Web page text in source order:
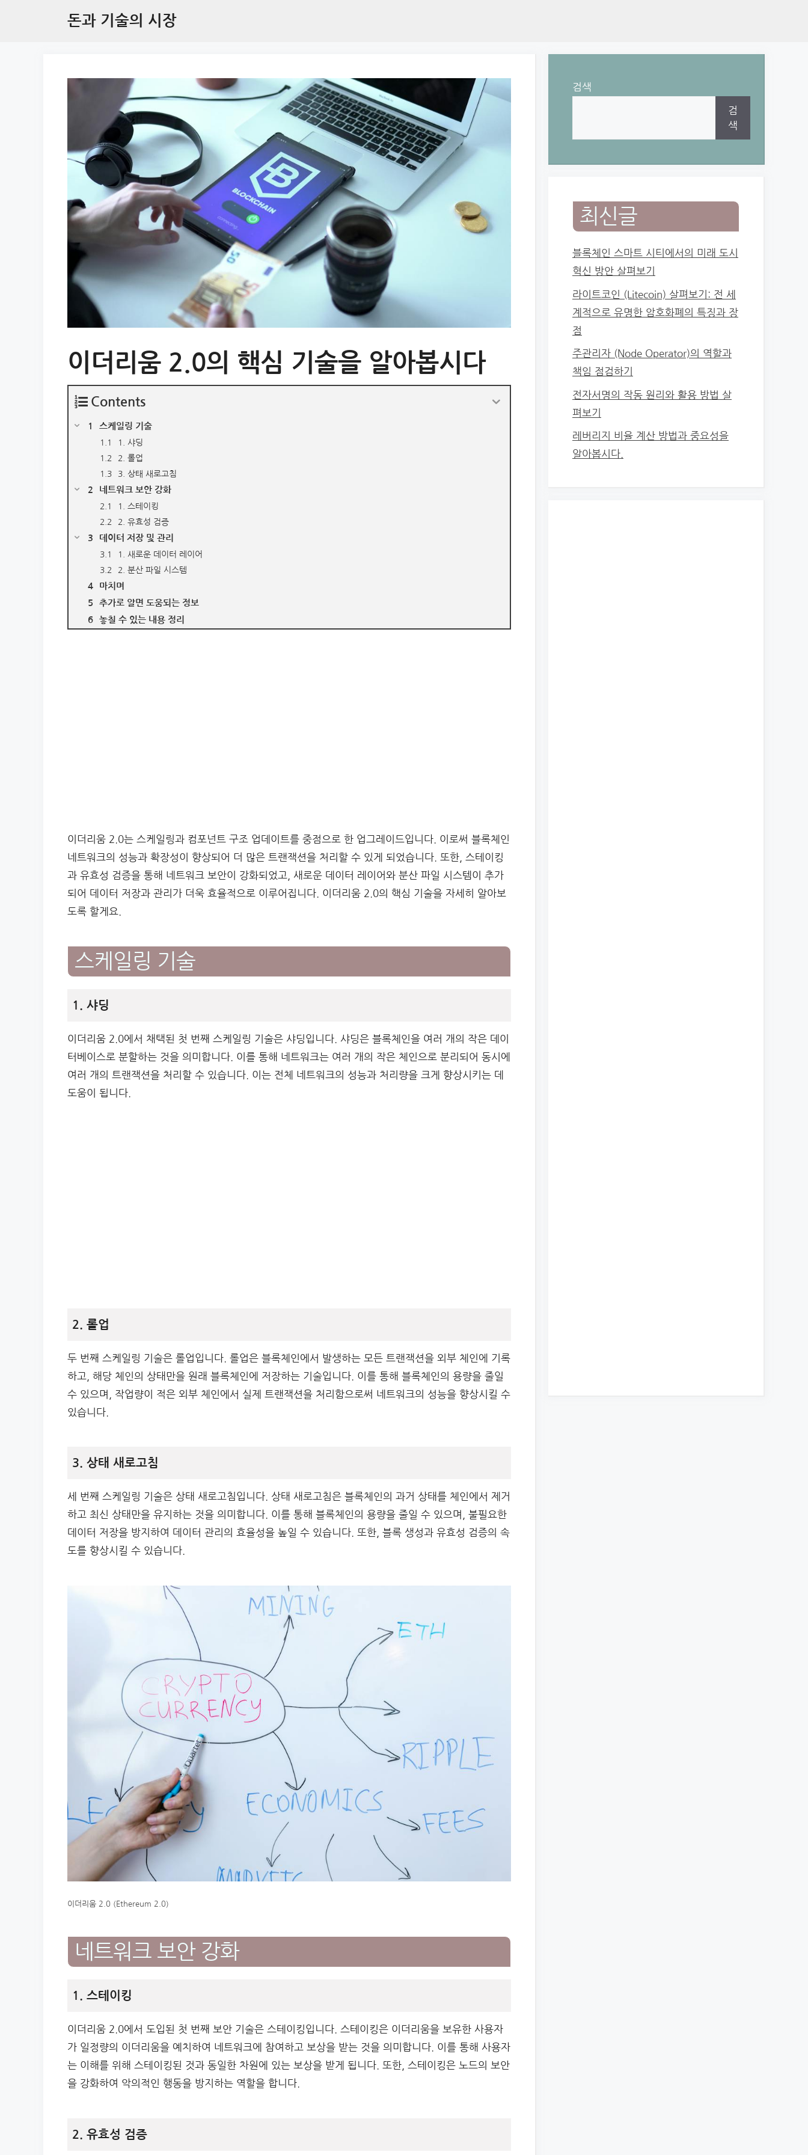
돈과 기술의 시장
이더리움 2.0의 핵심 기술을 알아봅시다
Contents
스케일링 기술
1. 샤딩
2. 롤업
3. 상태 새로고침
네트워크 보안 강화
1. 스테이킹
2. 유효성 검증
데이터 저장 및 관리
1. 새로운 데이터 레이어
2. 분산 파일 시스템
마치며
추가로 알면 도움되는 정보
놓칠 수 있는 내용 정리
이더리움 2.0는 스케일링과 컴포넌트 구조 업데이트를 중점으로 한 업그레이드입니다. 이로써 블록체인
네트워크의 성능과 확장성이 향상되어 더 많은 트랜잭션을 처리할 수 있게 되었습니다. 또한, 스테이킹
과 유효성 검증을 통해 네트워크 보안이 강화되었고, 새로운 데이터 레이어와 분산 파일 시스템이 추가
되어 데이터 저장과 관리가 더욱 효율적으로 이루어집니다. 이더리움 2.0의 핵심 기술을 자세히 알아보
도록 할게요.
스케일링 기술
1. 샤딩
이더리움 2.0에서 채택된 첫 번째 스케일링 기술은 샤딩입니다. 샤딩은 블록체인을 여러 개의 작은 데이
터베이스로 분할하는 것을 의미합니다. 이를 통해 네트워크는 여러 개의 작은 체인으로 분리되어 동시에
여러 개의 트랜잭션을 처리할 수 있습니다. 이는 전체 네트워크의 성능과 처리량을 크게 향상시키는 데
도움이 됩니다.
2. 롤업
두 번째 스케일링 기술은 롤업입니다. 롤업은 블록체인에서 발생하는 모든 트랜잭션을 외부 체인에 기록
하고, 해당 체인의 상태만을 원래 블록체인에 저장하는 기술입니다. 이를 통해 블록체인의 용량을 줄일
수 있으며, 작업량이 적은 외부 체인에서 실제 트랜잭션을 처리함으로써 네트워크의 성능을 향상시킬 수
있습니다.
3. 상태 새로고침
세 번째 스케일링 기술은 상태 새로고침입니다. 상태 새로고침은 블록체인의 과거 상태를 체인에서 제거
하고 최신 상태만을 유지하는 것을 의미합니다. 이를 통해 블록체인의 용량을 줄일 수 있으며, 불필요한
데이터 저장을 방지하여 데이터 관리의 효율성을 높일 수 있습니다. 또한, 블록 생성과 유효성 검증의 속
도를 향상시킬 수 있습니다.
이더리움 2.0 (Ethereum 2.0)
네트워크 보안 강화
1. 스테이킹
이더리움 2.0에서 도입된 첫 번째 보안 기술은 스테이킹입니다. 스테이킹은 이더리움을 보유한 사용자
가 일정량의 이더리움을 예치하여 네트워크에 참여하고 보상을 받는 것을 의미합니다. 이를 통해 사용자
는 이해를 위해 스테이킹된 것과 동일한 차원에 있는 보상을 받게 됩니다. 또한, 스테이킹은 노드의 보안
을 강화하여 악의적인 행동을 방지하는 역할을 합니다.
2. 유효성 검증
검색
검
색
최신글
블록체인 스마트 시티에서의 미래 도시
혁신 방안 살펴보기
라이트코인 (Litecoin) 살펴보기: 전 세
계적으로 유명한 암호화폐의 특징과 장
점
주관리자 (Node Operator)의 역할과
책임 점검하기
전자서명의 작동 원리와 활용 방법 살
펴보기
레버리지 비율 계산 방법과 중요성을
알아봅시다.